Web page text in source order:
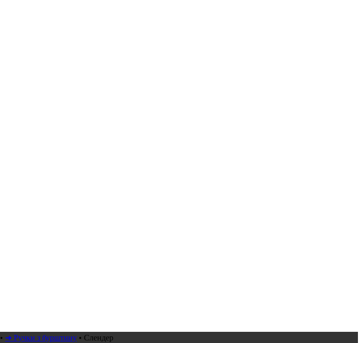
• ➜ Ручки з бурштину • Слендер